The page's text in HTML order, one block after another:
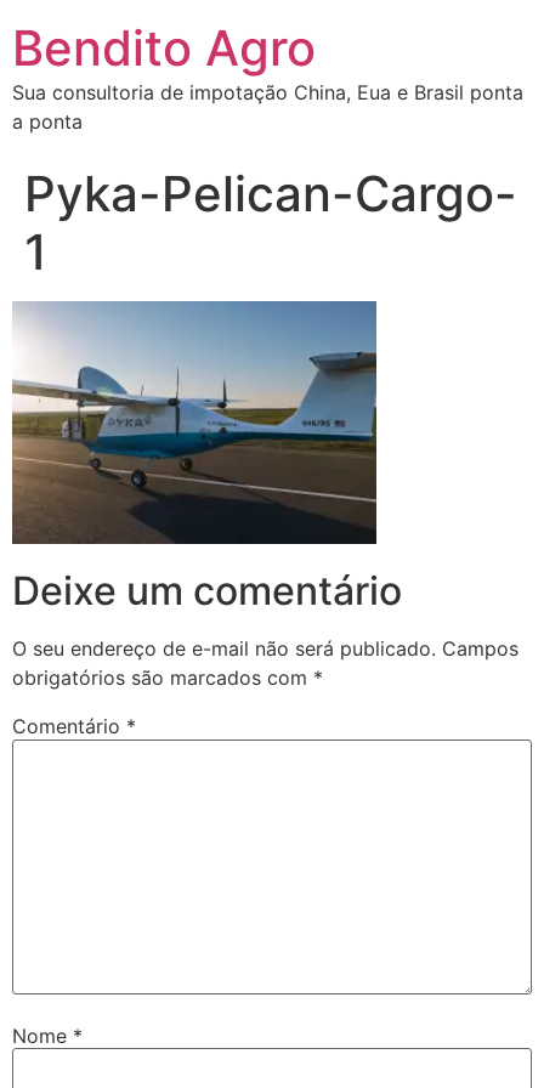
Bendito Agro
Sua consultoria de impotação China, Eua e Brasil ponta
a ponta
Pyka-Pelican-Cargo-
1
Deixe um comentário
O seu endereço de e-mail não será publicado. Campos
obrigatórios são marcados com *
Comentário *
Nome *